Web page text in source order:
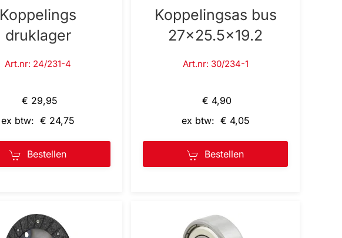
Koppelings
druklager
Art.nr: 24/231-4
€ 29,95
ex btw: € 24,75
Bestellen
Koppelingsas bus
27x25.5x19.2
Art.nr: 30/234-1
€ 4,90
ex btw: € 4,05
Bestellen